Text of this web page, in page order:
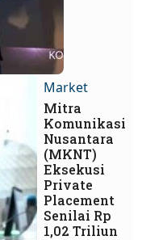
Market
Mitra
Komunikasi
Nusantara
(MKNT)
Eksekusi
Private
Placement
Senilai Rp
1,02 Triliun